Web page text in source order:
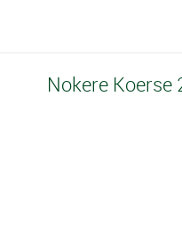
Nokere Koerse